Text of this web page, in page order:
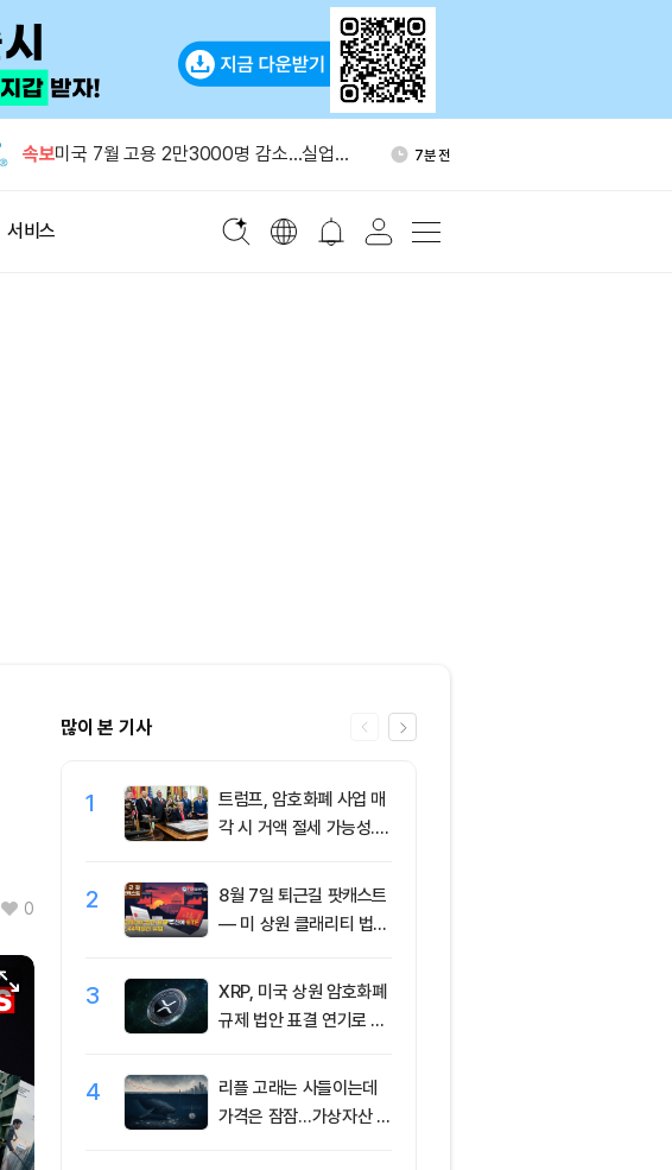
속보
인도, 원유 수요 90% 수입 의존 40분 전
미국 7월 고용 2만3000명 감소…실업률
7분 전
서비스
0
많이 본 기사
1
트럼프, 암호화폐 사업 매
각 시 거액 절세 가능성...
주목
2
8월 7일 퇴근길 팟캐스트
— 미 상원 클래리티 법안
F 3일 연속 유입
3
XRP, 미국 상원 암호화폐
규제 법안 표결 연기로 급
4
리플 고래는 사들이는데
가격은 잠잠…가상자산 바